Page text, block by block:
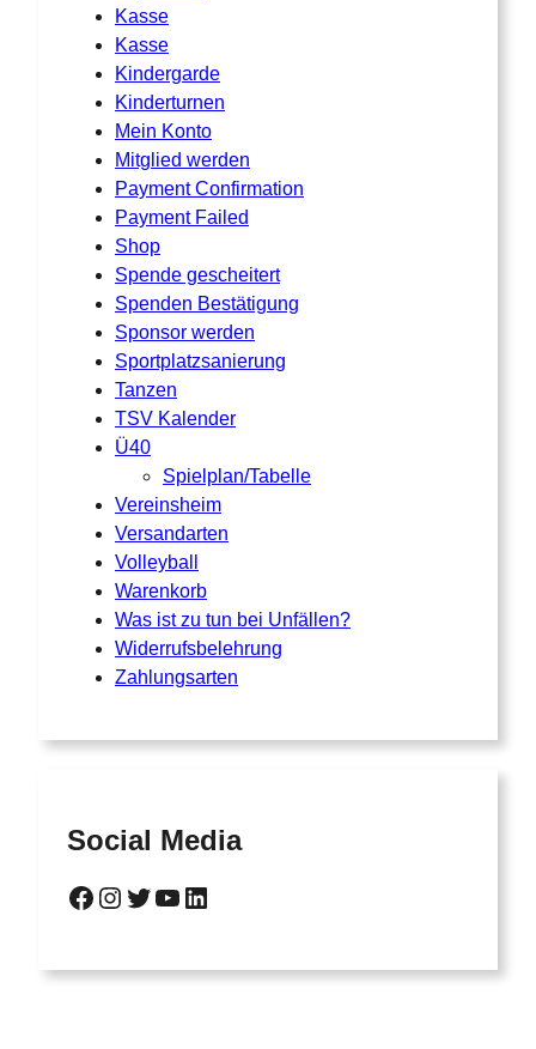
Kasse
Kasse
Kindergarde
Kinderturnen
Mein Konto
Mitglied werden
Payment Confirmation
Payment Failed
Shop
Spende gescheitert
Spenden Bestätigung
Sponsor werden
Sportplatzsanierung
Tanzen
TSV Kalender
Ü40
Spielplan/Tabelle
Vereinsheim
Versandarten
Volleyball
Warenkorb
Was ist zu tun bei Unfällen?
Widerrufsbelehrung
Zahlungsarten
Social Media
Facebook Instagram Twitter YouTube LinkedIn